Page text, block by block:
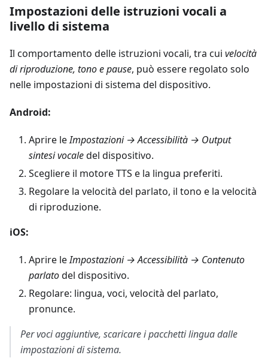
Impostazioni delle istruzioni vocali a
livello di sistema
Il comportamento delle istruzioni vocali, tra cui velocità
di riproduzione, tono e pause, può essere regolato solo
nelle impostazioni di sistema del dispositivo.
Android:
Aprire leImpostazioni → Accessibilità → Output
sintesi vocaledel dispositivo.
Scegliere il motore TTS e la lingua preferiti.
Regolare la velocità del parlato, il tono e la velocità
di riproduzione.
iOS:
Aprire leImpostazioni → Accessibilità → Contenuto
parlatodel dispositivo.
Regolare: lingua, voci, velocità del parlato,
pronunce.
Per voci aggiuntive, scaricare i pacchetti lingua dalle
impostazioni di sistema.